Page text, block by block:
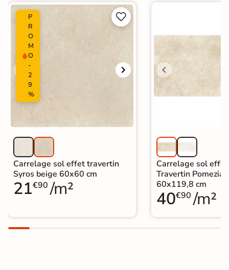
Catégories
Carrelage effet travertin intérieur
Carrelage intérieur / extérieur
identique
Carrelage sol cuisine|
Carrelage salon moderne
|
Carrelage Chambre| Carrelage WC
P
R
O
M
O
-
2
9
%


Carrelage sol effet travertin
Syros beige 60x60 cm
21€90 /m²
Carrelage sol
Travertin Pomezia
60x119,8 cm
40€90 /m²